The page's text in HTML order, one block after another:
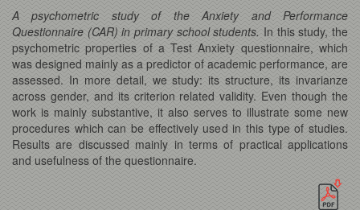
A psychometric study of the Anxiety and Performance
Questionnaire (CAR) in primary school students. In this study, the
psychometric properties of a Test Anxiety questionnaire, which
was designed mainly as a predictor of academic performance, are
assessed. In more detail, we study: its structure, its invarianze
across gender, and its criterion related validity. Even though the
work is mainly substantive, it also serves to illustrate some new
procedures which can be effectively used in this type of studies.
Results are discussed mainly in terms of practical applications
and usefulness of the questionnaire.